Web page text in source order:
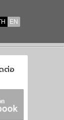
EN
ต่อ